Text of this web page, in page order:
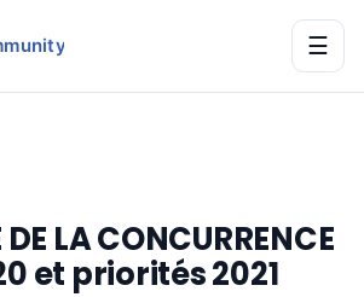
☰
LA CONCURRENCE
et priorités 2021